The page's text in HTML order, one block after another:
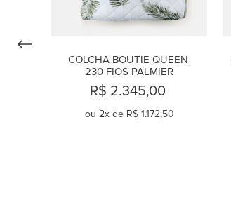
COLCHA BOUTIE QUEEN
230 FIOS PALMIER
R$ 2.345,00
ou 2x de R$ 1.172,50